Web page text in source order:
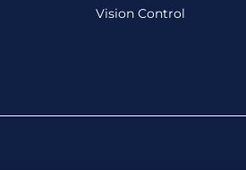
Vision Control